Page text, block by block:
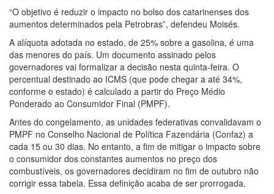
“O objetivo é reduzir o impacto no bolso dos catarinenses dos
aumentos determinados pela Petrobras”, defendeu Moisés.
A alíquota adotada no estado, de 25% sobre a gasolina, é uma
das menores do país. Um documento assinado pelos
governadores vai formalizar a decisão nesta quinta-feira. O
percentual destinado ao ICMS (que pode chegar a até 34%,
conforme o estado) é calculado a partir do Preço Médio
Ponderado ao Consumidor Final (PMPF).
Antes do congelamento, as unidades federativas convalidavam o
PMPF no Conselho Nacional de Política Fazendária (Confaz) a
cada 15 ou 30 dias. No entanto, a fim de mitigar o impacto sobre
o consumidor dos constantes aumentos no preço dos
combustíveis, os governadores decidiram no fim de outubro não
corrigir essa tabela. Essa definição acaba de ser prorrogada.